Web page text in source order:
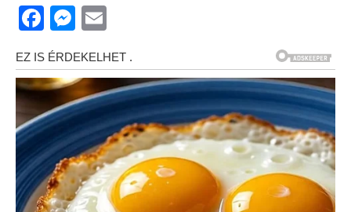
F
a
c
e
b
o
o
k
M
ss
e
n
g
e
r
ai
l